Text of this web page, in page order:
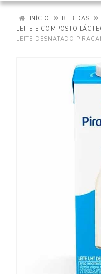
INÍCIO
BEBIDAS
LEITE E COMPOSTO
LEITE DESNATADO